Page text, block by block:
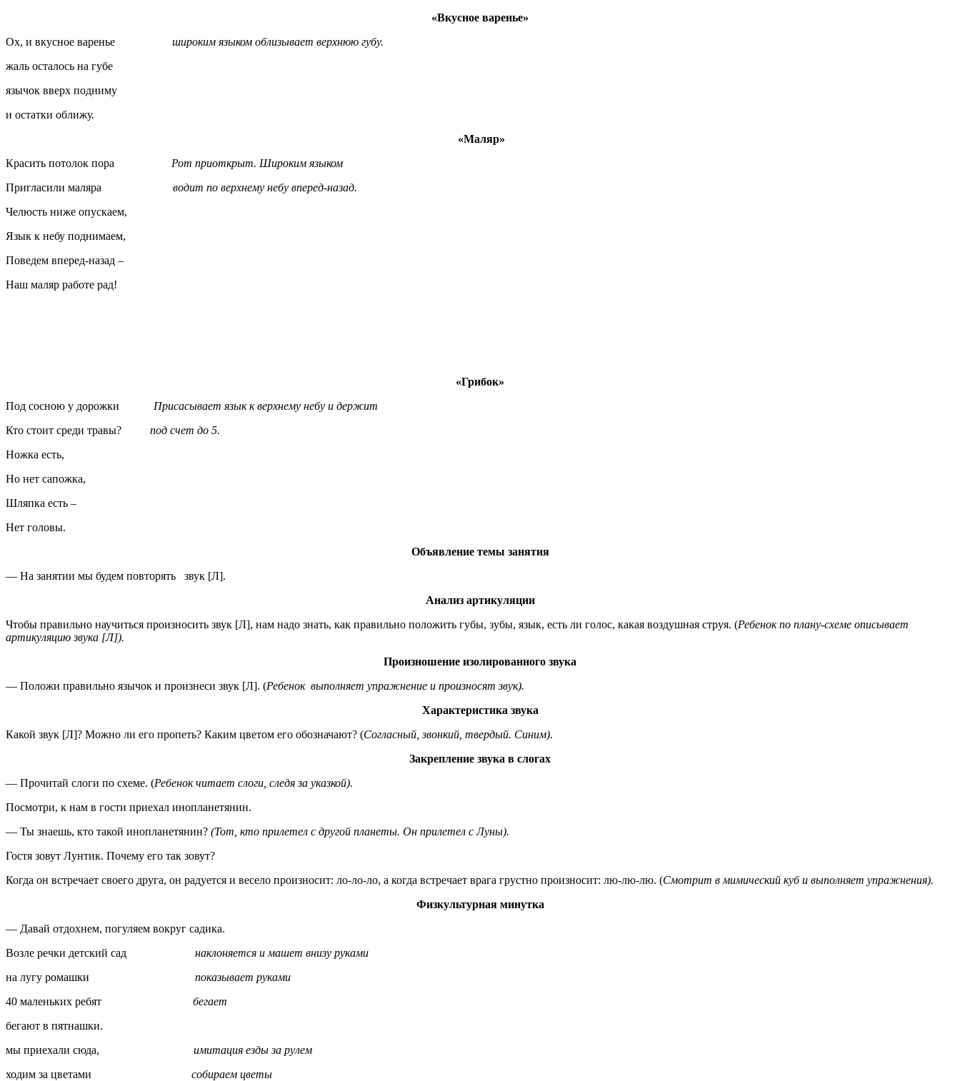
«Вкусное варенье»
Ох, и вкусное варенье широким языком облизывает верхнюю губу.
жаль осталось на губе
язычок вверх подниму
и остатки оближу.
«Маляр»
Красить потолок пора Рот приоткрыт. Широким языком
Пригласили маляра водит по верхнему небу вперед-назад.
Челюсть ниже опускаем,
Язык к небу поднимаем,
Поведем вперед-назад –
Наш маляр работе рад!
«Грибок»
Под сосною у дорожки Присасывает язык к верхнему небу и держит
Кто стоит среди травы? под счет до 5.
Ножка есть,
Но нет сапожка,
Шляпка есть –
Нет головы.
Объявление темы занятия
— На занятии мы будем повторять звук [Л].
Анализ артикуляции
Чтобы правильно научиться произносить звук [Л], нам надо знать, как правильно положить губы, зубы, язык, есть ли голос, какая воздушная струя. (Ребенок по плану-схеме описывает
артикуляцию звука [Л]).
Произношение изолированного звука
— Положи правильно язычок и произнеси звук [Л]. (Ребенок выполняет упражнение и произносят звук).
Характеристика звука
Какой звук [Л]? Можно ли его пропеть? Каким цветом его обозначают? (Согласный, звонкий, твердый. Синим).
Закрепление звука в слогах
— Прочитай слоги по схеме. (Ребенок читает слоги, следя за указкой).
Посмотри, к нам в гости приехал инопланетянин.
— Ты знаешь, кто такой инопланетянин? (Тот, кто прилетел с другой планеты. Он прилетел с Луны).
Гостя зовут Лунтик. Почему его так зовут?
Когда он встречает своего друга, он радуется и весело произносит: ло-ло-ло, а когда встречает врага грустно произносит: лю-лю-лю. (Смотрит в мимический куб и выполняет упражнения).
Физкультурная минутка
— Давай отдохнем, погуляем вокруг садика.
Возле речки детский сад наклоняется и машет внизу руками
на лугу ромашки показывает руками
40 маленьких ребят бегает
бегают в пятнашки.
мы приехали сюда, имитация езды за рулем
ходим за цветами собираем цветы